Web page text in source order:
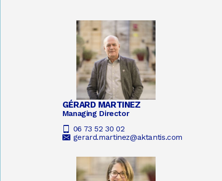
GÉRARD MARTINEZ
Managing Director
06 73 52 30 02
gerard.martinez@aktantis.com